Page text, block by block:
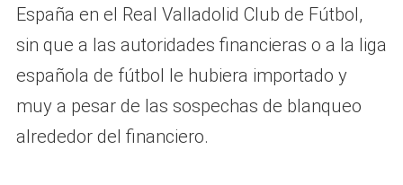
España en el Real Valladolid Club de Fútbol,
sin que a las autoridades financieras o a la liga
española de fútbol le hubiera importado y
muy a pesar de las sospechas de blanqueo
alrededor del financiero.